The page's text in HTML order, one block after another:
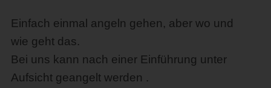
Einfach einmal angeln gehen, aber wo und
wie geht das.
Bei uns kann nach einer Einführung unter
Aufsicht geangelt werden .